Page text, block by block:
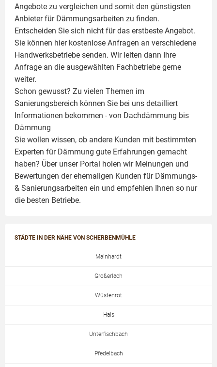
Angebote zu vergleichen und somit den günstigsten
Anbieter für Dämmungsarbeiten zu finden.
Entscheiden Sie sich nicht für das erstbeste Angebot.
Sie können hier kostenlose Anfragen an verschiedene
Handwerksbetriebe senden. Wir leiten dann Ihre
Anfrage an die ausgewählten Fachbetriebe gerne
weiter.
Schon gewusst? Zu vielen Themen im
Sanierungsbereich können Sie bei uns detailliert
Informationen bekommen - von Dachdämmung bis
Dämmung
Sie wollen wissen, ob andere Kunden mit bestimmten
Experten für Dämmung gute Erfahrungen gemacht
haben? Über unser Portal holen wir Meinungen und
Bewertungen der ehemaligen Kunden für Dämmungs-
& Sanierungsarbeiten ein und empfehlen Ihnen so nur
die besten Betriebe.
STÄDTE IN DER NÄHE VON SCHERBENMÜHLE
Mainhardt
Großerlach
Wüstenrot
Hals
Unterfischbach
Pfedelbach